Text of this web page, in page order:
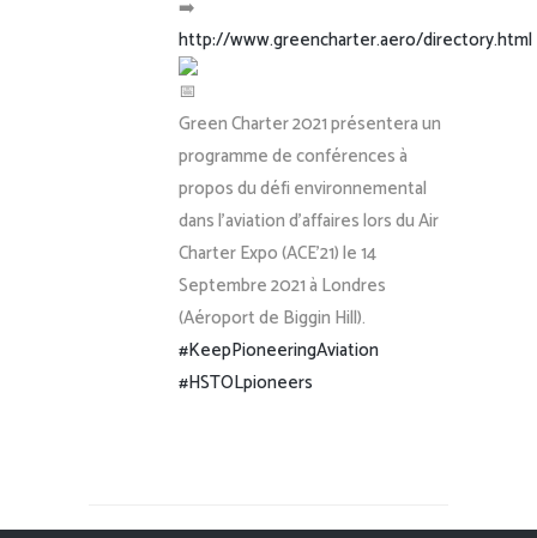
http://www.greencharter.aero/directory.html
Green Charter 2021 présentera un
programme de conférences à
propos du défi environnemental
dans l’aviation d’affaires lors du Air
Charter Expo (ACE’21) le 14
Septembre 2021 à Londres
(Aéroport de Biggin Hill).
#KeepPioneeringAviation
#HSTOLpioneers